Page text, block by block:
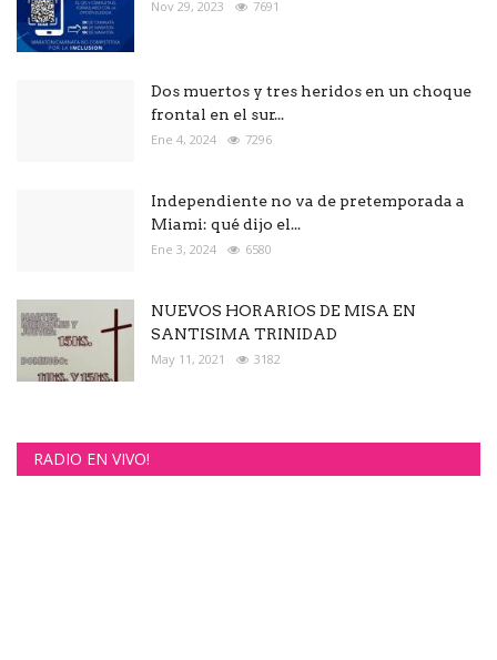
Nov 29, 2023 7691
Dos muertos y tres heridos en un choque
frontal en el sur...
Ene 4, 2024 7296
Independiente no va de pretemporada a
Miami: qué dijo el...
Ene 3, 2024 6580
NUEVOS HORARIOS DE MISA EN
SANTISIMA TRINIDAD
May 11, 2021 3182
RADIO EN VIVO!